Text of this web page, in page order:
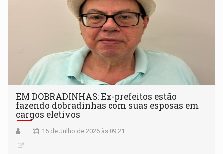
EM DOBRADINHAS: Ex-prefeitos estão
fazendo dobradinhas com suas esposas em
cargos eletivos
15 de Julho de 2026 às 09:21